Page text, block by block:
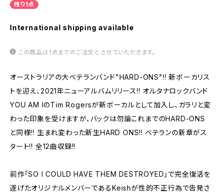
残り1点
International shipping available
この商品は1点までのご注文とさせていただきます。
オーストラリアの大ベテランバンド"HARD-ONS"!! 新ボーカリス
トを迎え、2021年ニューアルバムリリース!! オルタナロックバンド
YOU AM IのTim Rogersが新ボーカルとして加入し、ガラリと変
わった印象を受けますが、バックは勿論これまでのHARD-ONS
と同様!! 生まれ変わった新生HARD ONS!! ベテランの新章がス
タート!! 全12曲収録!!
前作「SO I COULD HAVE THEM DESTROYED」で完全復活を
遂げたオリジナルメンバーであるKeishが性的不正行為で告発さ